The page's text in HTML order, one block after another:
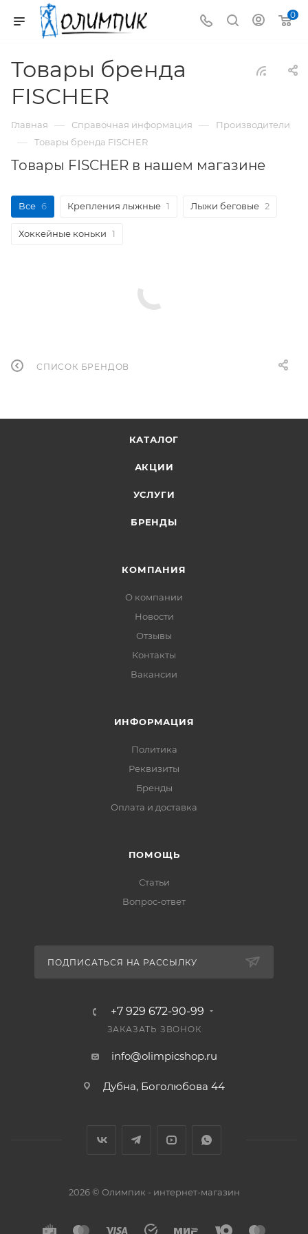
0
Товары бренда
FISCHER
Главная — Справочная информация — Производители
— Товары бренда FISCHER
Товары FISCHER в нашем магазине
Все 6 Крепления лыжные 1 Лыжи беговые 2
Хоккейные коньки 1
СПИСОК БРЕНДОВ
КАТАЛОГ
АКЦИИ
УСЛУГИ
БРЕНДЫ
КОМПАНИЯ
О компании
Новости
Отзывы
Контакты
Вакансии
ИНФОРМАЦИЯ
Политика
Реквизиты
Бренды
Оплата и доставка
ПОМОЩЬ
Статьи
Вопрос-ответ
ПОДПИСАТЬСЯ НА РАССЫЛКУ
+7 929 672-90-99
ЗАКАЗАТЬ ЗВОНОК
info@olimpicshop.ru
Дубна, Боголюбова 44
2026 © Олимпик - интернет-магазин